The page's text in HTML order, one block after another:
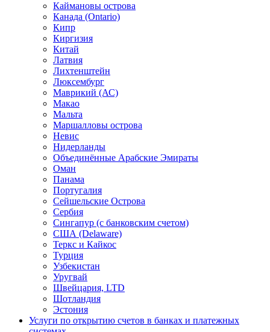
Каймановы острова
Канада (Ontario)
Кипр
Киргизия
Китай
Латвия
Лихтенштейн
Люксембург
Маврикий (АС)
Макао
Мальта
Маршалловы острова
Нeвис
Нидерланды
Объединённые Арабские Эмираты
Оман
Панама
Португалия
Сейшельские Острова
Сербия
Сингапур (c банковским счетом)
США (Delaware)
Теркс и Кайкос
Турция
Узбекистан
Уругвай
Швейцария, LTD
Шотландия
Эстония
Услуги по открытию счетов в банках и платежных